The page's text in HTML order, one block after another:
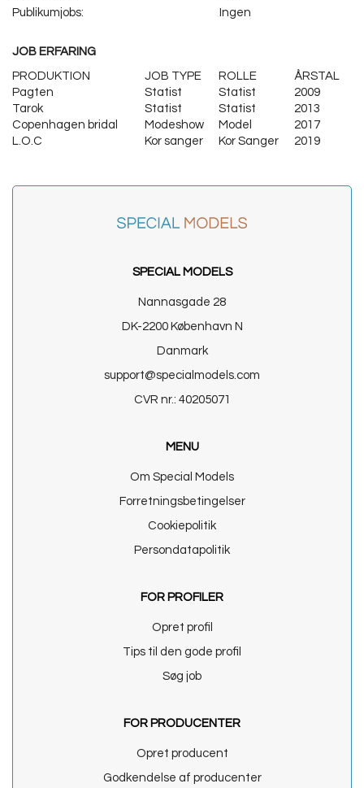
Publikumjobs:
Ingen
JOB ERFARING
PRODUKTION
JOB TYPE ROLLE
ÅRSTAL
Pagten
Statist Statist
2009
Tarok
Statist Statist
2013
Copenhagen bridal
Modeshow Model
2017
L.O.C
Kor sanger Kor Sanger 2019
SPECIAL MODELS
Nannasgade 28
DK-2200 København N
Danmark
support@specialmodels.com
CVR nr.: 40205071
MENU
Om Special Models
Forretningsbetingelser
Cookiepolitik
Persondatapolitik
FOR PROFILER
Opret profil
Tips til den gode profil
Søg job
FOR PRODUCENTER
Opret producent
Godkendelse af producenter